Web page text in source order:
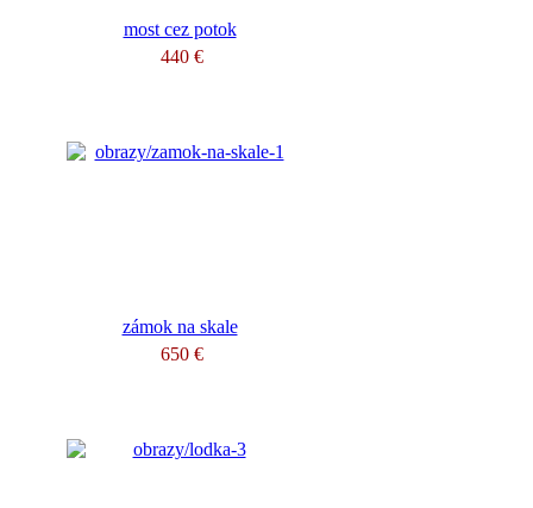
most cez potok
440 €
zámok na skale
650 €